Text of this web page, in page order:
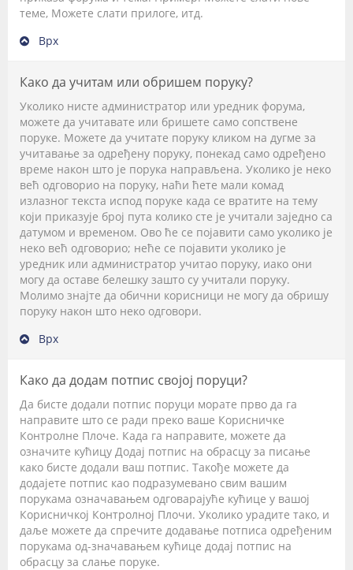
теме, Можете слати прилоге, итд.
Врх
Како да учитам или обришем поруку?
Уколико нисте администратор или уредник форума,
можете да учитавате или бришете само сопствене
поруке. Можете да учитате поруку кликом на дугме за
учитавање за одређену поруку, понекад само одређено
време након што је порука направљена. Уколико је неко
већ одговорио на поруку, наћи ћете мали комад
излазног текста испод поруке када се вратите на тему
који приказује број пута колико сте је учитали заједно са
датумом и временом. Ово ће се појавити само уколико је
неко већ одговорио; неће се појавити уколико је
уредник или администратор учитао поруку, иако они
могу да оставе белешку зашто су учитали поруку.
Молимо знајте да обични корисници не могу да обришу
поруку након што неко одговори.
Врх
Како да додам потпис својој поруци?
Да бисте додали потпис поруци морате прво да га
направите што се ради преко ваше Корисничке
Контролне Плоче. Када га направите, можете да
означите кућицу Додај потпис на обрасцу за писање
како бисте додали ваш потпис. Такође можете да
додајете потпис као подразумевано свим вашим
порукама означавањем одговарајуће кућице у вашој
Корисничкој Контролној Плочи. Уколико урадите тако, и
даље можете да спречите додавање потписа одређеним
порукама од-значавањем кућице додај потпис на
обрасцу за слање поруке.